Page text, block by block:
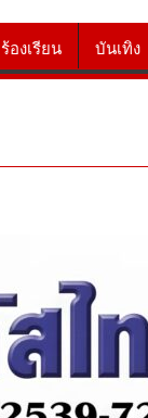
ร้องเรียน บันเทิง